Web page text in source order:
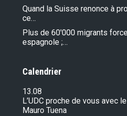
Quand la Suisse renonce à
ce…
Plus de 60'000 migrants
espagnole ;…
Calendrier
13.08
L’UDC proche de vous avec
Mauro Tuena